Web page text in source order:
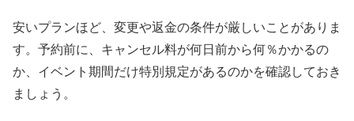
安いプランほど、変更や返金の条件が厳しいことがありま
す。予約前に、キャンセル料が何日前から何％かかるの
か、イベント期間だけ特別規定があるのかを確認しておき
ましょう。